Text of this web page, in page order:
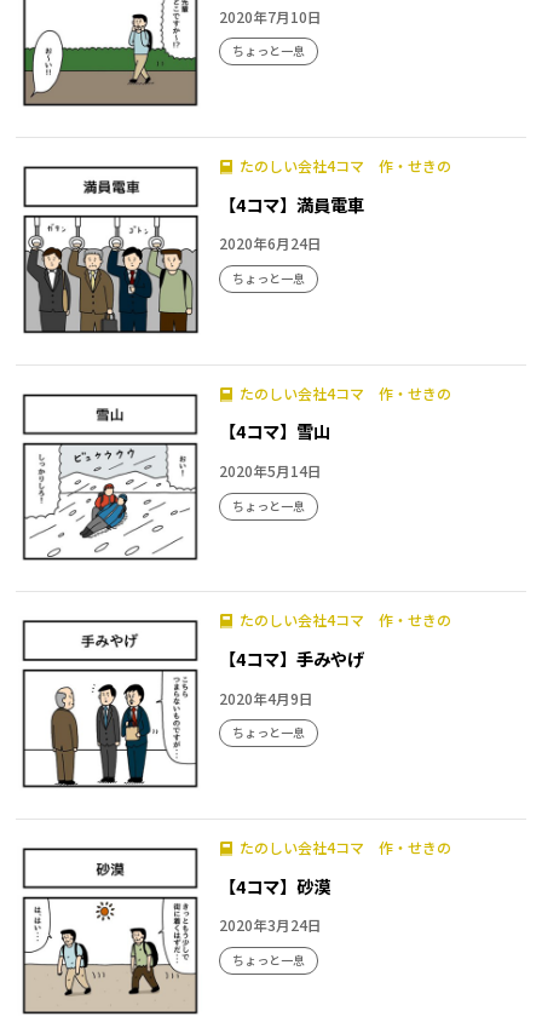
2020年7月10日
ちょっと一息
たのしい会社4コマ 作・せきの
【4コマ】満員電車
2020年6月24日
ちょっと一息
たのしい会社4コマ 作・せきの
【4コマ】雪山
2020年5月14日
ちょっと一息
たのしい会社4コマ 作・せきの
【4コマ】手みやげ
2020年4月9日
ちょっと一息
たのしい会社4コマ 作・せきの
【4コマ】砂漠
2020年3月24日
ちょっと一息